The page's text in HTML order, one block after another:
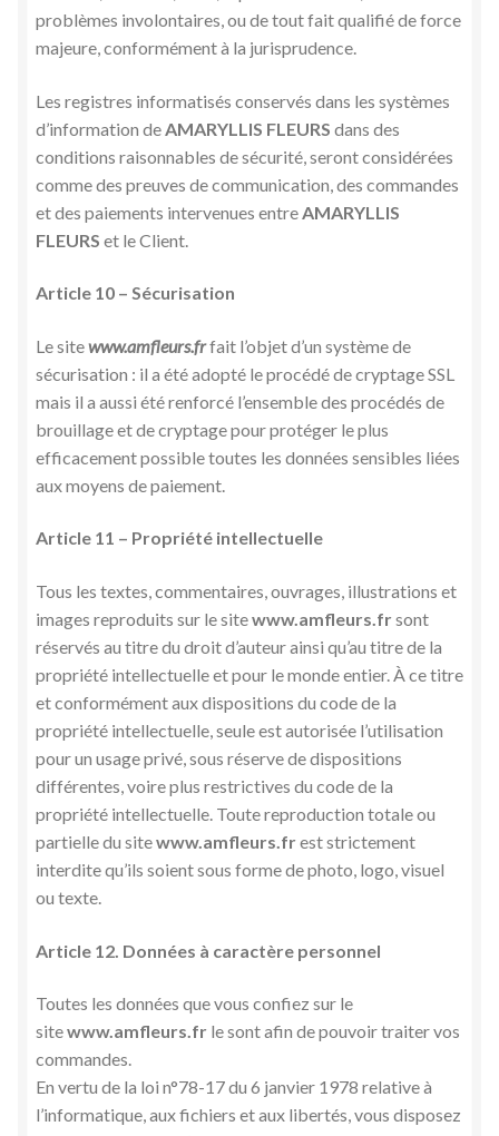
problèmes involontaires, ou de tout fait qualifié de force
majeure, conformément à la jurisprudence.
Les registres informatisés conservés dans les systèmes
d’information de AMARYLLIS FLEURS dans des
conditions raisonnables de sécurité, seront considérées
comme des preuves de communication, des commandes
et des paiements intervenues entre AMARYLLIS
FLEURS et le Client.
Article 10 – Sécurisation
Le sitewww.amfleurs.frfait l’objet d’un système de
sécurisation : il a été adopté le procédé de cryptage SSL
mais il a aussi été renforcé l’ensemble des procédés de
brouillage et de cryptage pour protéger le plus
efficacement possible toutes les données sensibles liées
aux moyens de paiement.
Article 11 – Propriété intellectuelle
Tous les textes, commentaires, ouvrages, illustrations et
images reproduits sur le sitewww.amfleurs.frsont
réservés au titre du droit d’auteur ainsi qu’au titre de la
propriété intellectuelle et pour le monde entier. À ce titre
et conformément aux dispositions du code de la
propriété intellectuelle, seule est autorisée l’utilisation
pour un usage privé, sous réserve de dispositions
différentes, voire plus restrictives du code de la
propriété intellectuelle. Toute reproduction totale ou
partielle du sitewww.amfleurs.frest strictement
interdite qu’ils soient sous forme de photo, logo, visuel
ou texte.
Article 12. Données à caractère personnel
Toutes les données que vous confiez sur le
sitewww.amfleurs.fr le sont afin de pouvoir traiter vos
commandes.
En vertu de la loi n°78-17 du 6 janvier 1978 relative à
l’informatique, aux fichiers et aux libertés, vous disposez